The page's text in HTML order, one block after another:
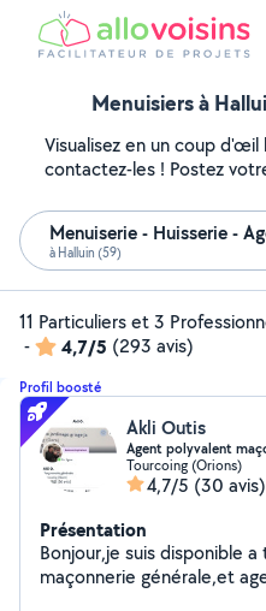
Menuisiers à
Visualisez en un coup
contactez-les ! Postez
Menuiserie - Huisserie -
à Halluin (59)
11 Particuliers et 3
-
4,7/5 (293 avis)
Profil boosté
Akli Outis
Agent polyvalent
Tourcoing (Orions)
4,7/5 (30 avis)
Présentation
Bonjour,je suis disponible
maçonnerie générale,et